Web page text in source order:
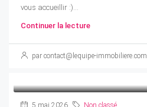
vous accueillir :)...
Continuer la lecture
par contact@lequipe-immobiliere.com
5 mai 2026 Non classé